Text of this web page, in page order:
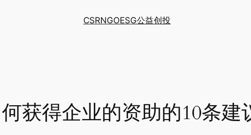
CSRNGOESG公益创投
获得企业的资助的10条建